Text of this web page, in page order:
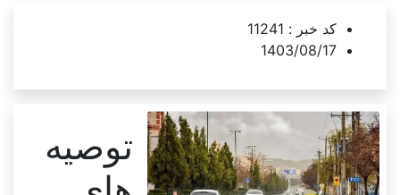
کد خبر : 11241
1403/08/17
توصیه